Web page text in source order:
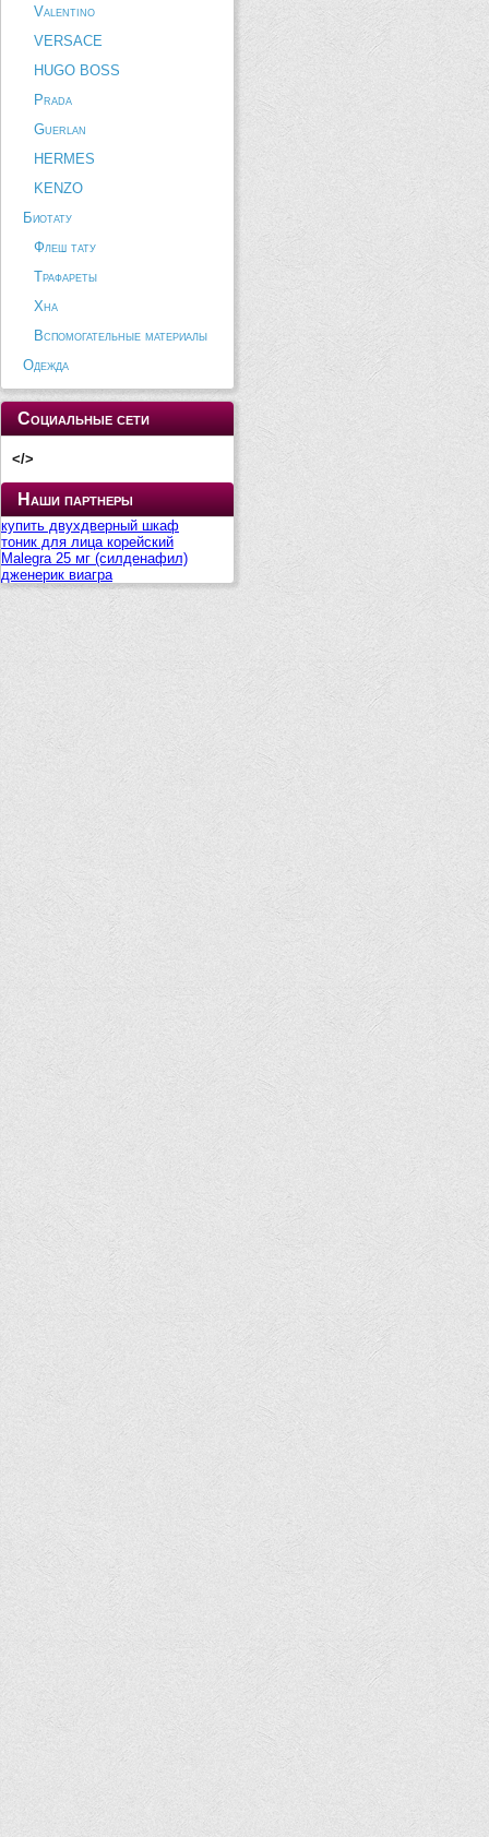
Valentino
VERSACE
HUGO BOSS
Prada
Guerlan
HERMES
KENZO
Биотату
Флеш тату
Трафареты
Хна
Вспомогательные материалы
Одежда
Социальные сети
</>
Наши партнеры
купить двухдверный шкаф
тоник для лица корейский
Malegra 25 мг (силденафил)
дженерик виагра